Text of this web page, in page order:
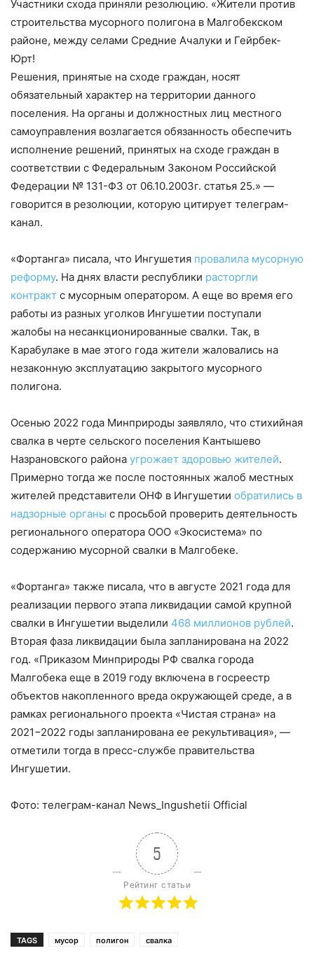
Участники схода приняли резолюцию. «Жители против
строительства мусорного полигона в Малгобекском
районе, между селами Средние Ачалуки и Гейрбек-
Юрт!
Решения, принятые на сходе граждан, носят
обязательный характер на территории данного
поселения. На органы и должностных лиц местного
самоуправления возлагается обязанность обеспечить
исполнение решений, принятых на сходе граждан в
соответствии с Федеральным Законом Российской
Федерации № 131-ФЗ от 06.10.2003г. статья 25.» —
говорится в резолюции, которую цитирует телеграм-
канал.
«Фортанга» писала, что Ингушетия провалила мусорную
реформу. На днях власти республики расторгли
контракт с мусорным оператором. А еще во время его
работы из разных уголков Ингушетии поступали
жалобы на несанкционированные свалки. Так, в
Карабулаке в мае этого года жители жаловались на
незаконную эксплуатацию закрытого мусорного
полигона.
Осенью 2022 года Минприроды заявляло, что стихийная
свалка в черте сельского поселения Кантышево
Назрановского района угрожает здоровью жителей.
Примерно тогда же после постоянных жалоб местных
жителей представители ОНФ в Ингушетии обратились в
надзорные органы с просьбой проверить деятельность
регионального оператора ООО «Экосистема» по
содержанию мусорной свалки в Малгобеке.
«Фортанга» также писала, что в августе 2021 года для
реализации первого этапа ликвидации самой крупной
свалки в Ингушетии выделили 468 миллионов рублей.
Вторая фаза ликвидации была запланирована на 2022
год. «Приказом Минприроды РФ свалка города
Малгобека еще в 2019 году включена в госреестр
объектов накопленного вреда окружающей среде, а в
рамках регионального проекта «Чистая страна» на
2021−2022 годы запланирована ее рекультивация», —
отметили тогда в пресс-службе правительства
Ингушетии.
Фото: телеграм-канал News_Ingushetii Official
5
Рейтинг статьи
TAGS мусор полигон свалка